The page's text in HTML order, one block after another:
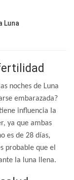
Luna
noches de Luna
embarazada?
influencia la
ya que ambas
es de 28 días,
probable que el
la luna llena.